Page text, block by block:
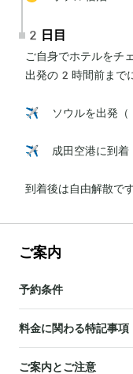
2日目
ご自身でホテルをチ
出発の2時間前まで
✈️ ソウルを出
✈️ 成田空港に
到着後は自由解散です
ご案内
予約条件
料金に関わる特記事項
ご案内とご注意